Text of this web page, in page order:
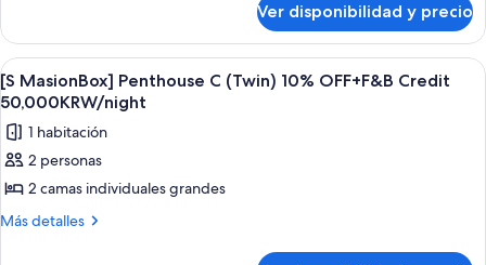
(King)
10%
OFF+F&B
Credit
50,000KRW/night
MasionBox]
Penthouse
C
(King)
10%
OFF+F&B
Credit
50,000KRW/night
Ver disponibilidad y precio
Ver
todas
las
fotos
de
[S
MasionBox]
Zona residencial con edificios de
1
[S MasionBox] Penthouse C (Twin) 10% OFF+F&B Credit
50,000KRW/night
1 habitación
2 personas
2 camas individuales grandes
Más detalles
Más